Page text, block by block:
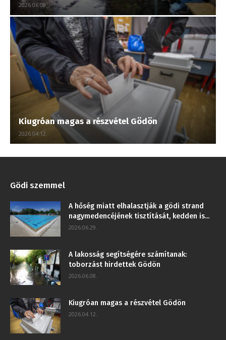
2026.06.08.
Kiugróan magas a részvétel Gödön
2026.04.12.
Gödi szemmel
A hőség miatt elhalasztják a gödi strand
nagymedencéjének tisztítását, kedden is...
2026.06.29.
A lakosság segítségére számítanak:
toborzást hirdettek Gödön
2026.06.08.
Kiugróan magas a részvétel Gödön
2026.04.12.